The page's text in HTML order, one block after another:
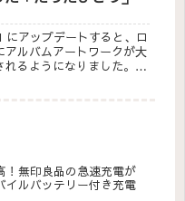
にアップデートすると、ロ
アルバムアートワークが大
れるようになりました。待
！無印良品の急速充電が
イルバッテリー付き充電